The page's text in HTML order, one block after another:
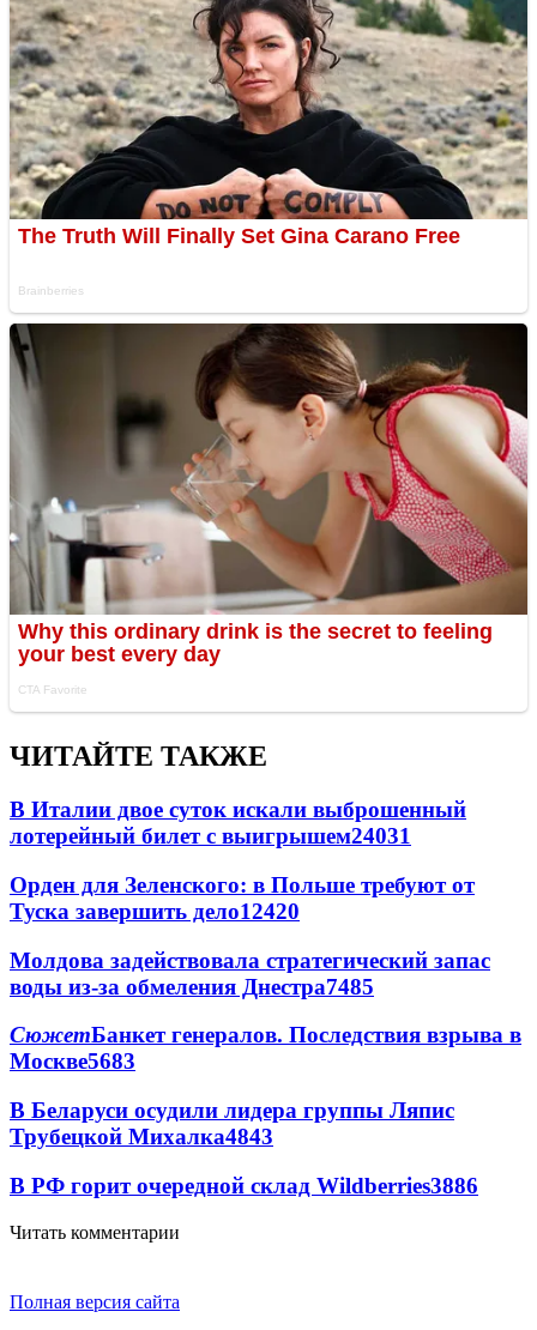
ЧИТАЙТЕ ТАКЖЕ
В Италии двое суток искали выброшенный
лотерейный билет с выигрышем24031
Орден для Зеленского: в Польше требуют от
Туска завершить дело12420
Молдова задействовала стратегический запас
воды из-за обмеления Днестра7485
СюжетБанкет генералов. Последствия взрыва в
Москве5683
В Беларуси осудили лидера группы Ляпис
Трубецкой Михалка4843
В РФ горит очередной склад Wildberries3886
Читать комментарии
Полная версия сайта